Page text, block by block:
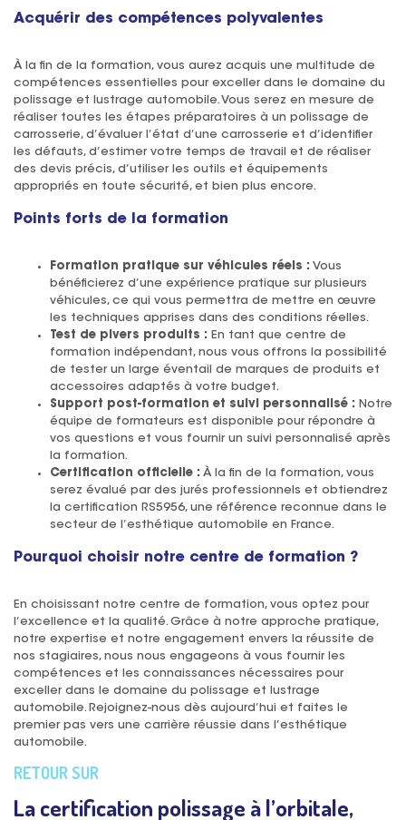
Acquérir des compétences polyvalentes
À la fin de la formation, vous aurez acquis une multitude de
compétences essentielles pour exceller dans le domaine du
polissage et lustrage automobile. Vous serez en mesure de
réaliser toutes les étapes préparatoires à un polissage de
carrosserie, d’évaluer l’état d’une carrosserie et d’identifier
les défauts, d’estimer votre temps de travail et de réaliser
des devis précis, d’utiliser les outils et équipements
appropriés en toute sécurité, et bien plus encore.
Points forts de la formation
Formation pratique sur véhicules réels : Vous
bénéficierez d’une expérience pratique sur plusieurs
véhicules, ce qui vous permettra de mettre en œuvre
les techniques apprises dans des conditions réelles.
Test de pivers produits : En tant que centre de
formation indépendant, nous vous offrons la possibilité
de tester un large éventail de marques de produits et
accessoires adaptés à votre budget.
Support post-formation et suivi personnalisé : Notre
équipe de formateurs est disponible pour répondre à
vos questions et vous fournir un suivi personnalisé après
la formation.
Certification officielle : À la fin de la formation, vous
serez évalué par des jurés professionnels et obtiendrez
la certification RS5956, une référence reconnue dans le
secteur de l’esthétique automobile en France.
Pourquoi choisir notre centre de formation ?
En choisissant notre centre de formation, vous optez pour
l’excellence et la qualité. Grâce à notre approche pratique,
notre expertise et notre engagement envers la réussite de
nos stagiaires, nous nous engageons à vous fournir les
compétences et les connaissances nécessaires pour
exceller dans le domaine du polissage et lustrage
automobile. Rejoignez-nous dès aujourd’hui et faites le
premier pas vers une carrière réussie dans l’esthétique
automobile.
RETOUR SUR
La certification polissage à l’orbitale,